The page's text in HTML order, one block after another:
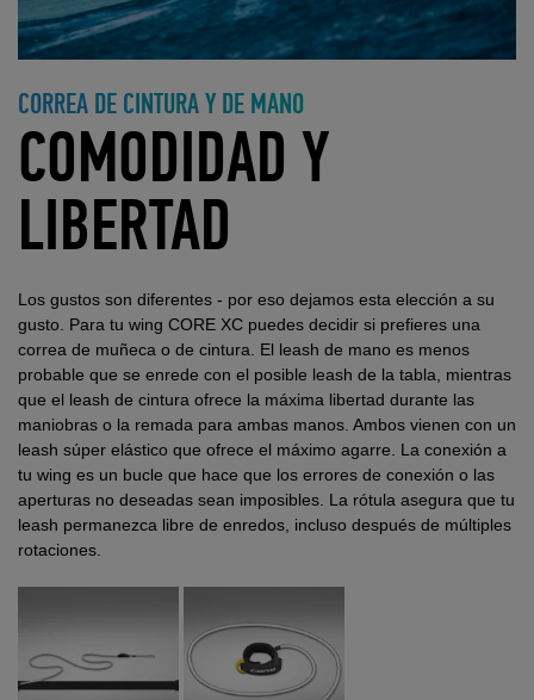
CORREA DE CINTURA Y DE MANO
COMODIDAD Y
LIBERTAD
Los gustos son diferentes - por eso dejamos esta elección a su
gusto. Para tu wing CORE XC puedes decidir si prefieres una
correa de muñeca o de cintura. El leash de mano es menos
probable que se enrede con el posible leash de la tabla, mientras
que el leash de cintura ofrece la máxima libertad durante las
maniobras o la remada para ambas manos. Ambos vienen con un
leash súper elástico que ofrece el máximo agarre. La conexión a
tu wing es un bucle que hace que los errores de conexión o las
aperturas no deseadas sean imposibles. La rótula asegura que tu
leash permanezca libre de enredos, incluso después de múltiples
rotaciones.